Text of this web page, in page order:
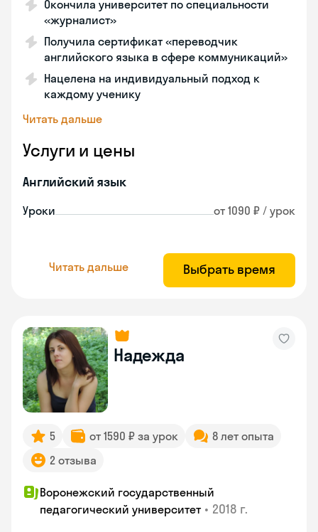
Окончила университет по специальности
«журналист»
Получила сертификат «переводчик
английского языка в сфере коммуникаций»
Нацелена на индивидуальный подход к
каждому ученику
Читать дальше
Услуги и цены
Английский язык
Уроки от 1090 ₽ / урок
Читать дальше Выбрать время
Надежда
5 от 1590 ₽ за урок
8 лет опыта
2 отзыва
Воронежский государственный
педагогический университет • 2018 г.